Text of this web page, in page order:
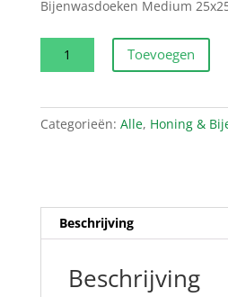
Bijenwasdoeken Medium
Bijenwasdoeken
L
'Passion
Toevoegen
Categorieën: Alle, Honing &
Beschrijving
Beschrijving